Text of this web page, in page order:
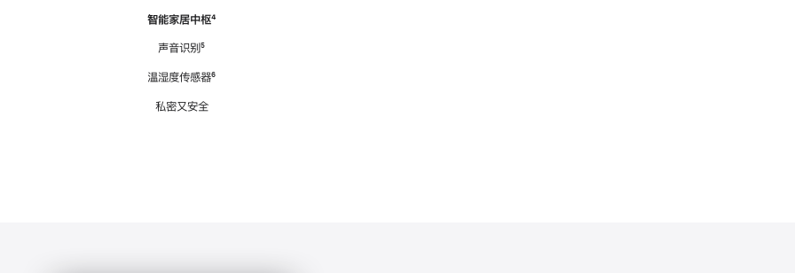
智能家居中枢脚
⁴
声音识别脚
⁵
温湿度传感器脚
⁶
私密又安全